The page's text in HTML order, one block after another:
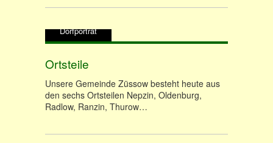
Dorfporträt
Ortsteile
Unsere Gemeinde Züssow besteht heute aus
den sechs Ortsteilen Nepzin, Oldenburg,
Radlow, Ranzin, Thurow…